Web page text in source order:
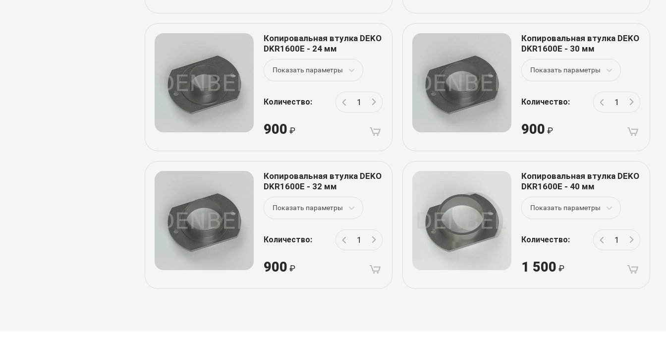
Копировальная втулка DEKO
DKR1600E - 24 мм
Показать параметры
Количество:
900
Копировальная втулка DEKO
DKR1600E - 30 мм
Показать параметры
Количество:
900
Копировальная втулка DEKO
DKR1600E - 32 мм
Показать параметры
Количество:
900
Копировальная втулка DEKO
DKR1600E - 40 мм
Показать параметры
Количество:
1 500